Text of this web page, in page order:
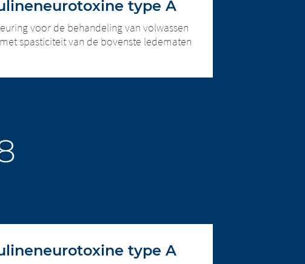
type A
voor de behandeling van volwassen
spasticiteit van de bovenste ledematen
type A
controle over de inhoud van de
zijn
wordt
voor de
websites te